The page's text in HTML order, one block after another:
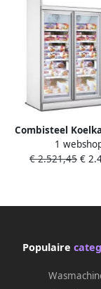
Combisteel
Wit 0°C +10°C
Klapdeuren
1
€ 2.521,45 €
Populaire